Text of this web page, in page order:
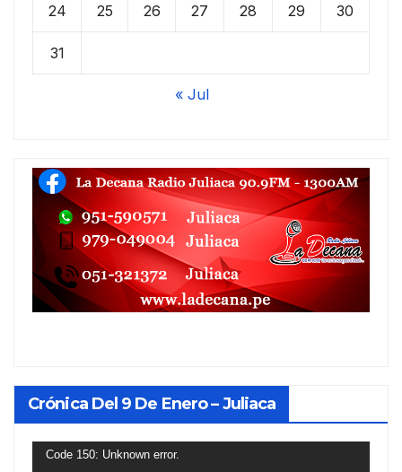
24 25 26 27 28 29 30
31
« Jul
Crónica Del 9 De Enero – Juliaca
Reproductor
Code 150: Unknown error.